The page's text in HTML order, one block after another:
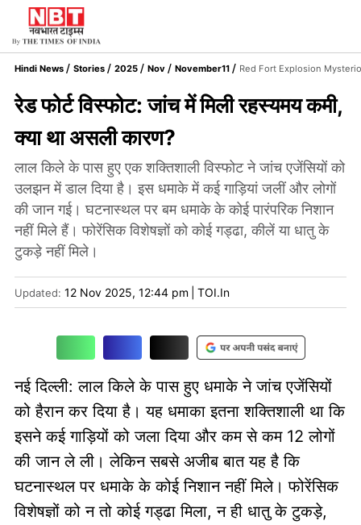
Hindi News Stories 2025 Nov November11 Red Fort Explosion
रेड फोर्ट विस्फोट: जांच में मिली रहस्यमय कमी,
क्या था असली कारण?
लाल किले के पास हुए एक शक्तिशाली विस्फोट ने जांच एजेंसियों को
उलझन में डाल दिया है। इस धमाके में कई गाड़ियां जलीं और लोगों
की जान गई। घटनास्थल पर बम धमाके के कोई पारंपरिक निशान
नहीं मिले हैं। फोरेंसिक विशेषज्ञों को कोई गड्ढा, कीलें या धातु के
टुकड़े नहीं मिले।
Updated: 12 Nov 2025, 12:44 pm TOI.in
नई दिल्ली: लाल किले के पास हुए धमाके ने जांच एजेंसियों
को हैरान कर दिया है। यह धमाका इतना शक्तिशाली था कि
इसने कई गाड़ियों को जला दिया और कम से कम 12 लोगों
की जान ले ली। लेकिन सबसे अजीब बात यह है कि
घटनास्थल पर धमाके के कोई निशान नहीं मिले। फोरेंसिक
विशेषज्ञों को न तो कोई गड्ढा मिला, न ही धातु के टुकड़े,